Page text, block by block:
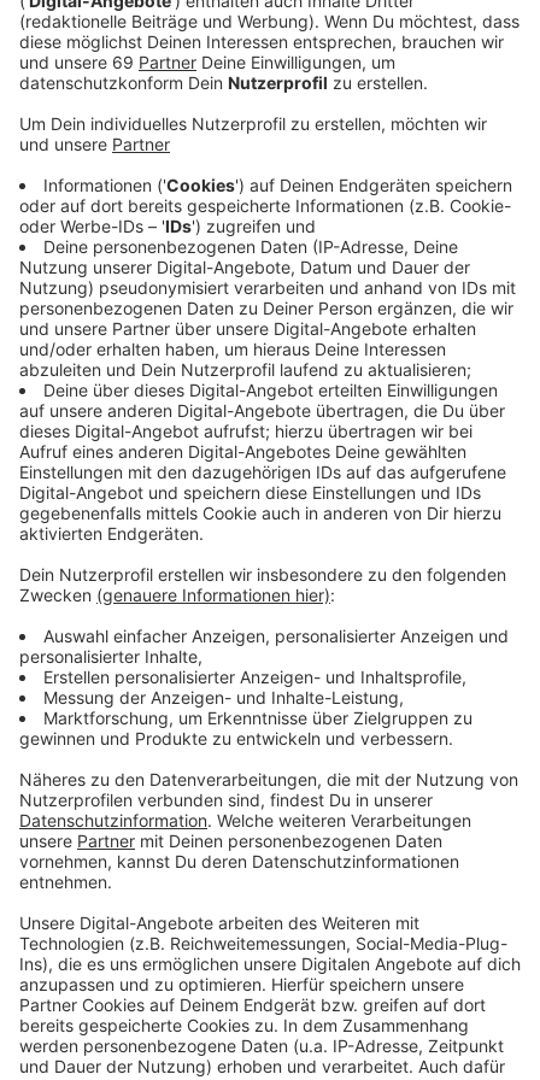
"Evering Road" heißt das neue Album von Tom Grennan
und kommt am 5. März raus. Benannt nach der Straße
Freundin gewohnt hat. Für ihn ist dieser Ort ein
ist das Wort "damalige" entscheidend, verarbeitet
Grennan mit dem Song das Ende einer Beziehung. Wir
würden den Song auf jeden Fall auf ein "Break-Up-
Mixtape" packen.
Anzeige
Wir benötigen Ihre
Zustimmung, um den YouTube
Video-Service zu laden!
Wir verwenden einen Service eines
Drittanbieters, um Videoinhalte
einzubetten. Dieser Service kann
Daten zu Ihren Aktivitäten
sammeln. Bitte lesen Sie die
Details durch und stimmen Sie der
Nutzung des Service zu, um dieses
Video anzusehen.
Mehr Informationen
Akzeptieren
Management Platform
Tom Grennan - Little Bit of Love (Official Video)
Anzeige
Anzeige